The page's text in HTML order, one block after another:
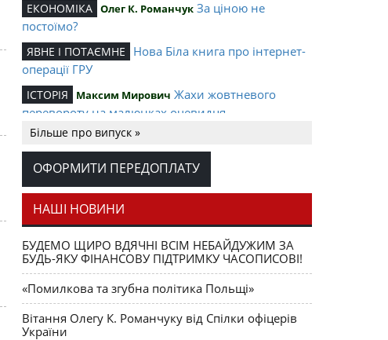
ЕКОНОМІКА Олег К. Романчук За ціною не
постоїмо?
ЯВНЕ І ПОТАЄМНЕ
Нова Біла книга про інтернет-
операції ГРУ
ІСТОРІЯ Максим Мирович Жахи жовтневого
перевороту на малюнках очевидця
ДЕРЖАВНІСТЬ Енріке Мартінес Кодо
загони за «залізною завісою»
у всьому світі вилікувані УКРАЇНом
ДІАСПОРА Науковою лекцією та концертом
вшановано жертв Голодомору
Віра Боднарук Соборна панахида за жертвами
Голодомору-33
Більше про випуск »
ОФОРМИТИ ПЕРЕДОПЛАТУ
НАШІ НОВИНИ
БУДЕМО ЩИРО ВДЯЧНІ ВСІМ НЕБАЙДУЖИМ ЗА
БУДЬ-ЯКУ ФІНАНСОВУ ПІДТРИМКУ ЧАСОПИСОВІ!
«Помилкова та згубна політика Польщі»
Вітання Олегу К. Романчуку від Спілки офіцерів
України